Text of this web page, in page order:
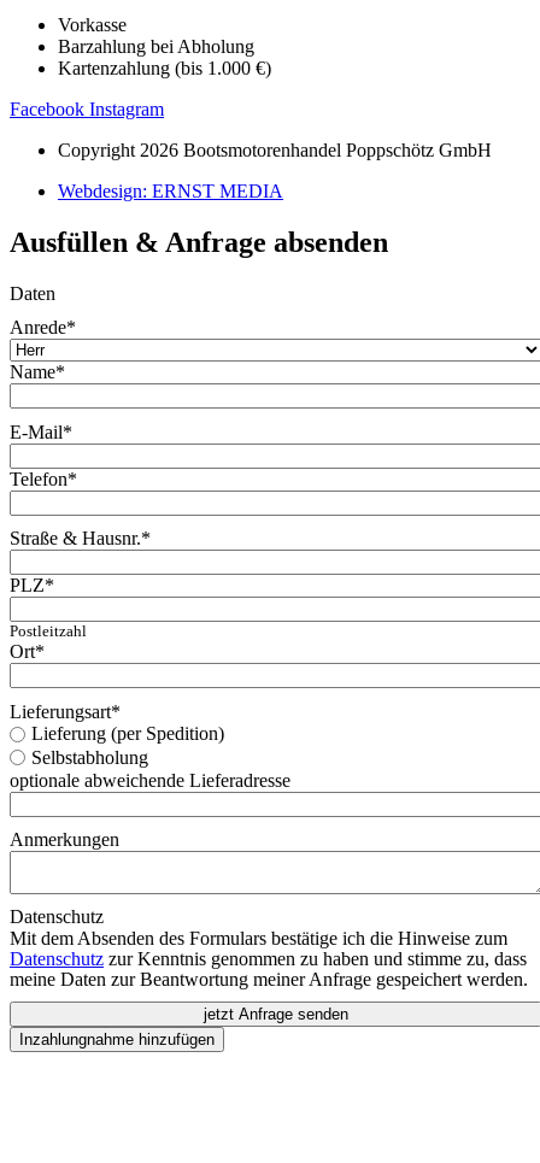
Vorkasse
Barzahlung bei Abholung
Kartenzahlung (bis 1.000 €)
Facebook Instagram
Copyright 2026 Bootsmotorenhandel Poppschötz GmbH
Webdesign: ERNST MEDIA
Ausfüllen & Anfrage absenden
Daten
Anrede*
Name*
E-Mail*
Telefon*
Straße & Hausnr.*
PLZ*
Postleitzahl
Ort*
Lieferungsart*
Lieferung (per Spedition)
Selbstabholung
optionale abweichende Lieferadresse
Anmerkungen
Datenschutz
Mit dem Absenden des Formulars bestätige ich die Hinweise zum
Datenschutz zur Kenntnis genommen zu haben und stimme zu, dass
meine Daten zur Beantwortung meiner Anfrage gespeichert werden.
jetzt Anfrage senden
Inzahlungnahme hinzufügen